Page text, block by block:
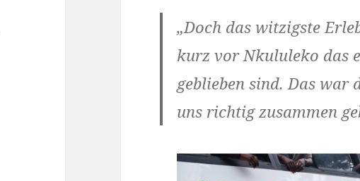
„Doch das witzigste
kurz vor Nkululeko das
geblieben sind. Das war
uns richtig zusammen